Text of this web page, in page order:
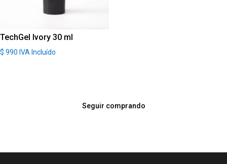
TechGel Ivory 30 ml
$ 990 IVA Incluído
Seguir comprando